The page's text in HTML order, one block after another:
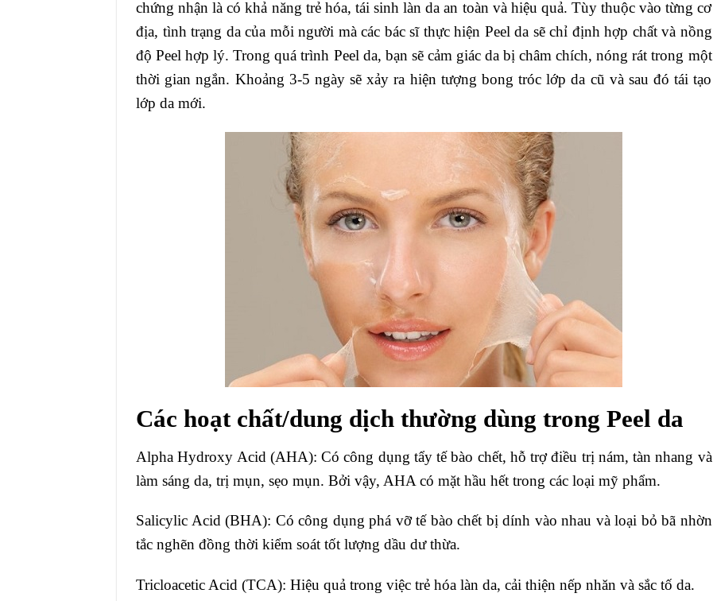
chứng nhận là có khả năng trẻ hóa, tái sinh làn da an toàn và hiệu quả. Tùy thuộc vào từng cơ
địa, tình trạng da của mỗi người mà các bác sĩ thực hiện Peel da sẽ chỉ định hợp chất và nồng
độ Peel hợp lý. Trong quá trình Peel da, bạn sẽ cảm giác da bị châm chích, nóng rát trong một
thời gian ngắn. Khoảng 3-5 ngày sẽ xảy ra hiện tượng bong tróc lớp da cũ và sau đó tái tạo
lớp da mới.
Các hoạt chất/dung dịch thường dùng trong Peel da
Alpha Hydroxy Acid (AHA): Có công dụng tẩy tế bào chết, hỗ trợ điều trị nám, tàn nhang và
làm sáng da, trị mụn, sẹo mụn. Bởi vậy, AHA có mặt hầu hết trong các loại mỹ phẩm.
Salicylic Acid (BHA): Có công dụng phá vỡ tế bào chết bị dính vào nhau và loại bỏ bã nhờn
tắc nghẽn đồng thời kiểm soát tốt lượng dầu dư thừa.
Tricloacetic Acid (TCA): Hiệu quả trong việc trẻ hóa làn da, cải thiện nếp nhăn và sắc tố da.